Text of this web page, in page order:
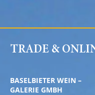
TRADE &
BASELBIETER WEIN –
GALERIE GMBH